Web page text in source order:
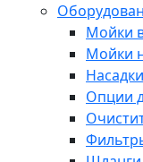
Мойки
Мойки
Опции